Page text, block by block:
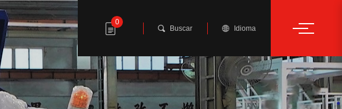
0
Buscar Idioma